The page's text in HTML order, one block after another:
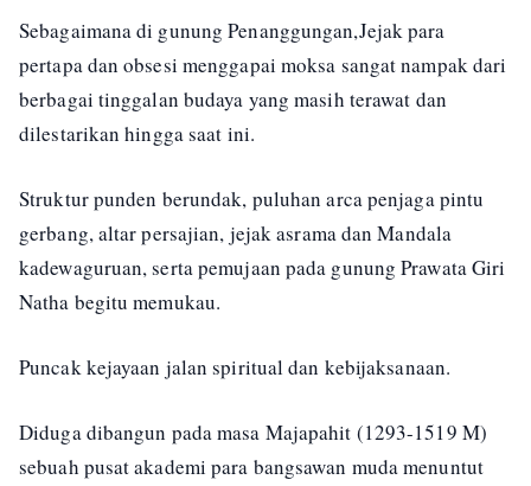
Sebagaimana di gunung Penanggungan,Jejak para
pertapa dan obsesi menggapai moksa sangat nampak dari
berbagai tinggalan budaya yang masih terawat dan
dilestarikan hingga saat ini.
Struktur punden berundak, puluhan arca penjaga pintu
gerbang, altar persajian, jejak asrama dan Mandala
kadewaguruan, serta pemujaan pada gunung Prawata Giri
Natha begitu memukau.
Puncak kejayaan jalan spiritual dan kebijaksanaan.
Diduga dibangun pada masa Majapahit (1293-1519 M)
sebuah pusat akademi para bangsawan muda menuntut